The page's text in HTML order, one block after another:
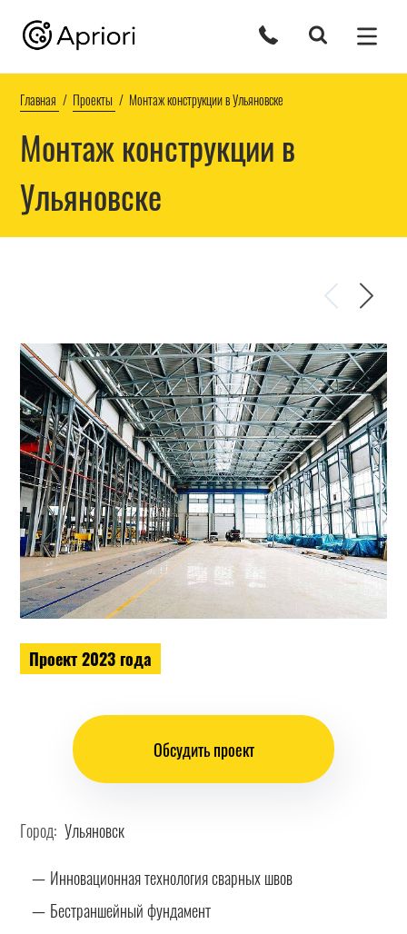
Главная Проекты Монтаж конструкции в Ульяновске
Монтаж конструкции в
Ульяновске
Проект 2023 года
Обсудить проект
Город: Ульяновск
Инновационная технология сварных швов
Бестраншейный фундамент